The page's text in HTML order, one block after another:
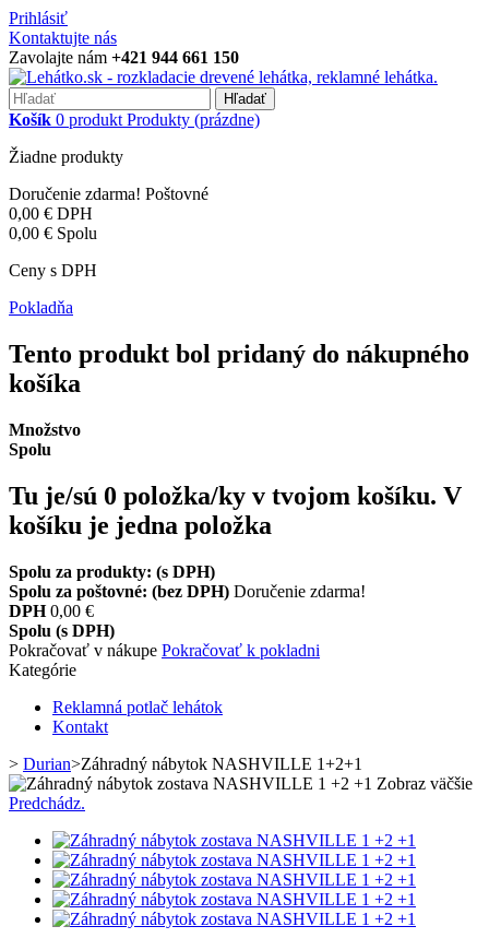
Prihlásiť
Kontaktujte nás
Zavolajte nám +421 944 661 150
Hľadať
Košík 0 produkt Produkty (prázdne)
Žiadne produkty
Doručenie zdarma! Poštovné
0,00 € DPH
0,00 € Spolu
Ceny s DPH
Pokladňa
Tento produkt bol pridaný do nákupného
košíka
Množstvo
Spolu
Tu je/sú 0 položka/ky v tvojom košíku. V
košíku je jedna položka
Spolu za produkty: (s DPH)
Spolu za poštovné: (bez DPH) Doručenie zdarma!
DPH 0,00 €
Spolu (s DPH)
Pokračovať v nákupe Pokračovať k pokladni
Kategórie
Reklamná potlač lehátok
Kontakt
> Durian>Záhradný nábytok NASHVILLE 1+2+1
Zobraz väčšie
Predchádz.